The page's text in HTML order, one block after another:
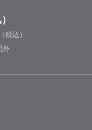
込）
外